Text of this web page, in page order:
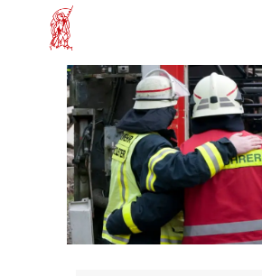
Mach mit!
Löschzug
Tradition
Bürger
Intern